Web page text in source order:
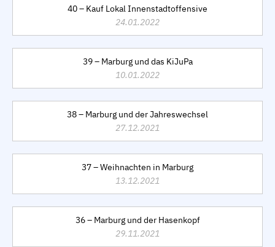
40 – Kauf Lokal Innenstadtoffensive
24.01.2022
39 – Marburg und das KiJuPa
10.01.2022
38 – Marburg und der Jahreswechsel
27.12.2021
37 – Weihnachten in Marburg
13.12.2021
36 – Marburg und der Hasenkopf
29.11.2021